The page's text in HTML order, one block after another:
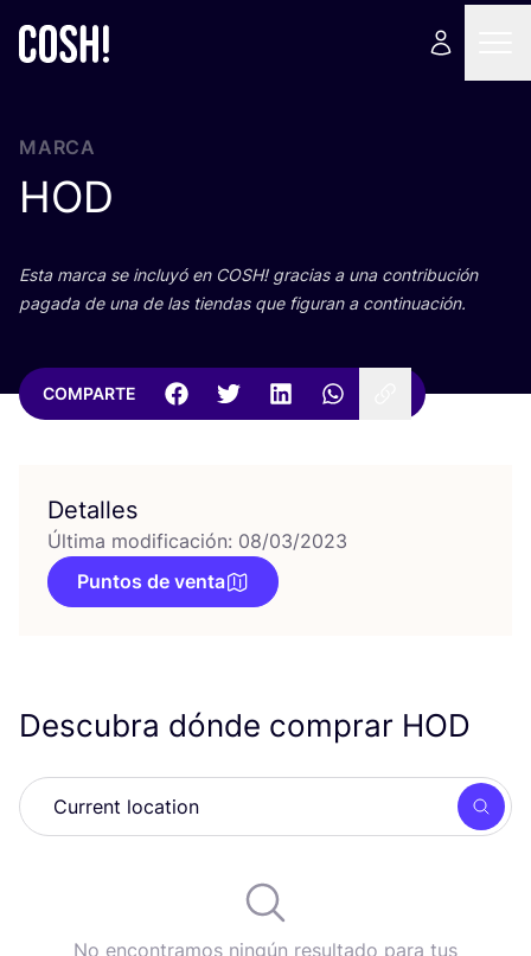
MARCA
HOD
Esta mar­ca se inclu­yó en COSH! gra­cias a una con­tri­bu­ción
paga­da de una de las tien­das que figu­ran a continuación.
COMPARTE
Detalles
Última modificación: 08/03/2023
Puntos de venta
Descubra dónde comprar HOD
No encontramos ningún resultado para tus